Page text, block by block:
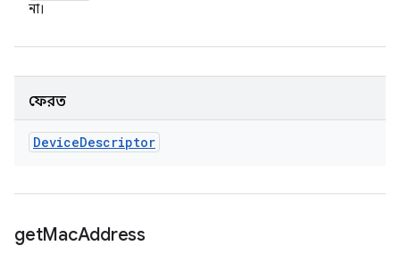
না।
ফেরত
DeviceDescriptor
getMacAddress